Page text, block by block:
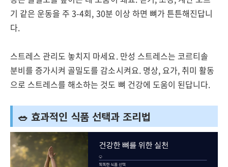
기 같은 운동을 주 3-4회, 30분 이상 하면 뼈가 튼튼해진답니
다.
스트레스 관리도 놓치지 마세요. 만성 스트레스는 코르티솔
분비를 증가시켜 골밀도를 감소시켜요. 명상, 요가, 취미 활동
으로 스트레스를 해소하는 것도 뼈 건강에 도움이 된답니다.
🥗 효과적인 식품 선택과 조리법